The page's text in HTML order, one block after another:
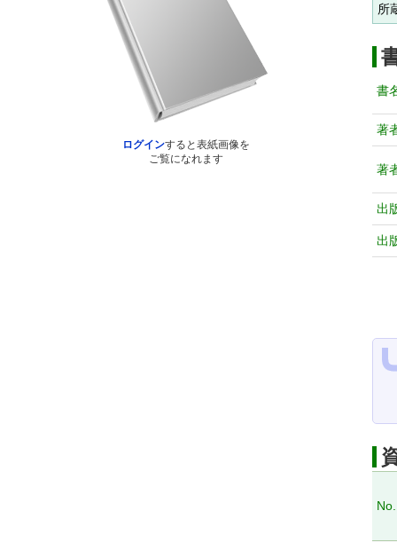
ログインすると表紙画像を
ご覧になれます
所
書
著
著
出
出
No.